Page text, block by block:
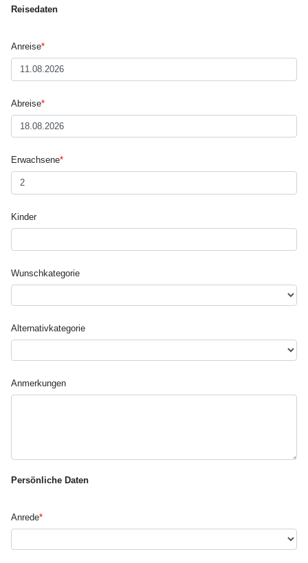
Reisedaten
Anreise*
Abreise*
Erwachsene*
Kinder
Wunsch­kategorie
Alternativ­kategorie
Anmerkungen
Persönliche Daten
Anrede*